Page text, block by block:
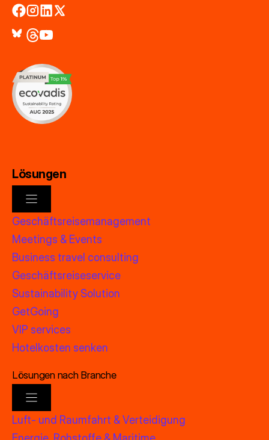
Lösungen
Geschäftsreisemanagement
Meetings & Events
Business travel consulting
Geschäftsreiseservice
Sustainability Solution
GetGoing
VIP services
Hotelkosten senken
Lösungen nach Branche
Luft- und Raumfahrt & Verteidigung